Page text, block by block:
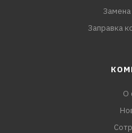
Заправка
О